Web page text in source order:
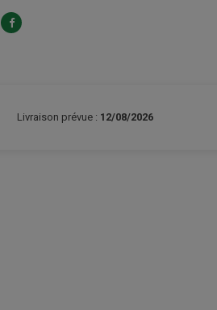
Livraison prévue : 12/08/2026